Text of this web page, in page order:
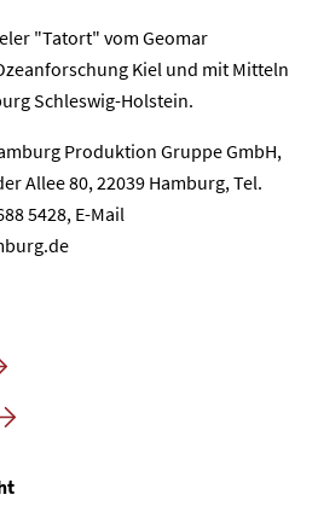
"Tatort" vom Geomar
Kiel und mit Mitteln
Schleswig-Holstein.
Produktion Gruppe GmbH,
Allee 80, 22039 Hamburg, Tel.
5428, E-Mail